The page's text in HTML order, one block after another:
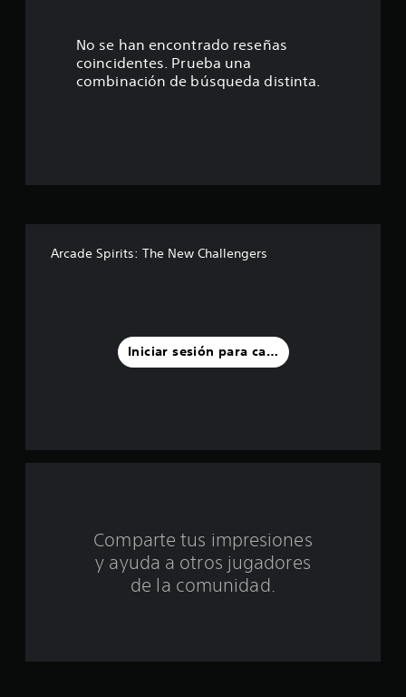
r
u
No se han encontrado reseñas
coincidentes. Prueba una
combinación de búsqueda distinta.
Arcade Spirits: The New Challengers
Iniciar sesión para calificar
Comparte tus impresiones
y ayuda a otros jugadores
de la comunidad.